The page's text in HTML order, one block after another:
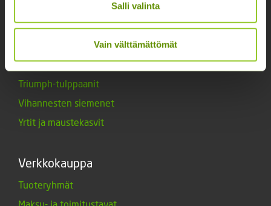
Salli valinta
Vain välttämättömät
Muut tuotteet
Tarvikkeet
Triumph-tulppaanit
Vihannesten siemenet
Yrtit ja maustekasvit
Verkkokauppa
Tuoteryhmät